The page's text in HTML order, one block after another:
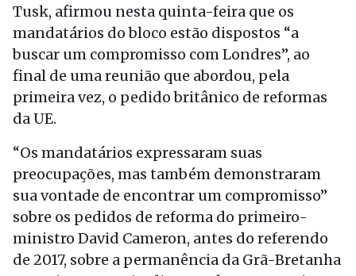
Tusk, afirmou nesta quinta-feira que os
mandatários do bloco estão dispostos “a
buscar um compromisso com Londres”, ao
final de uma reunião que abordou, pela
primeira vez, o pedido britânico de reformas
da UE.
“Os mandatários expressaram suas
preocupações, mas também demonstraram
sua vontade de encontrar um compromisso”
sobre os pedidos de reforma do primeiro-
ministro David Cameron, antes do referendo
de 2017, sobre a permanência da Grã-Bretanha